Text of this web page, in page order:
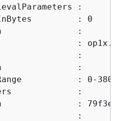
:
: 0
:
:
:
:
: 0-
:
:
: